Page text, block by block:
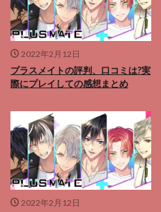
2022年2月12日
プラスメイトの評判、口コミは?実
際にプレイしての感想まとめ
2022年2月12日